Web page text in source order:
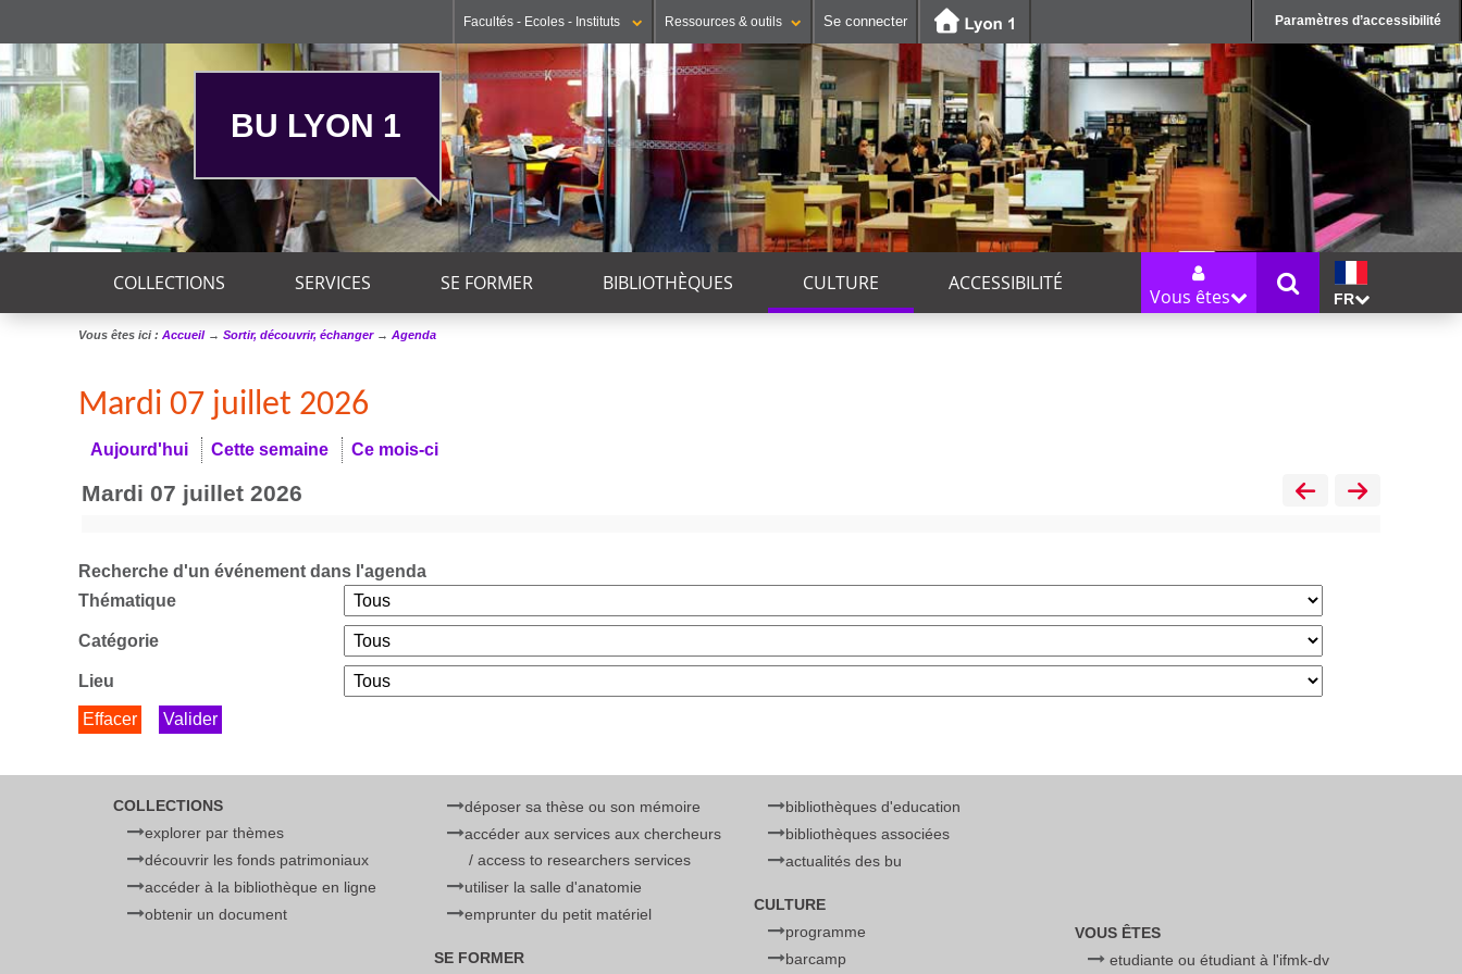
Paramètres d’accessibilité
Facultés - Ecoles - Instituts Ressources & outils Se connecter
BU LYON 1
COLLECTIONS SERVICES SE FORMER BIBLIOTHÈQUES CULTURE ACCESSIBILITÉ
Vous êtes FR
Vous êtes ici : Accueil→ Sortir, découvrir, échanger→ Agenda
Mardi 07 juillet 2026
Aujourd'hui Cette semaine Ce mois-ci
mardi 07 juillet 2026
Recherche d'un événement dans l'agenda
Thématique
Catégorie
Lieu
COLLECTIONS
explorer par thèmes
découvrir les fonds patrimoniaux
accéder à la bibliothèque en ligne
obtenir un document
déposer sa thèse ou son mémoire
accéder aux services aux chercheurs
/ access to researchers services
utiliser la salle d'anatomie
emprunter du petit matériel
SE FORMER
bibliothèques d'education
bibliothèques associées
actualités des bu
CULTURE
programme
barcamp
VOUS ÊTES
etudiante ou étudiant à l'ifmk-dv